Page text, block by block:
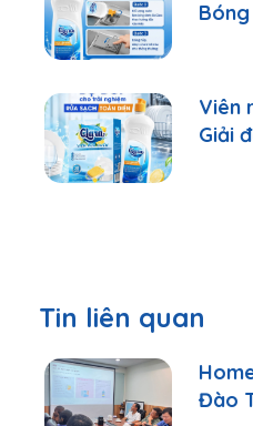
Bóng
Viên
Giải
Tin liên quan
Đào